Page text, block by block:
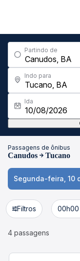
Partindo de
Indo para
Ida
Passagens de ônibus
Canudos Tucano
Segunda-feira, 10
Filtros
4 passagens